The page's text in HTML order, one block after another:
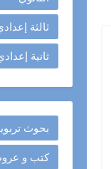
ثالثة
ثانية
بحوث
كتب و